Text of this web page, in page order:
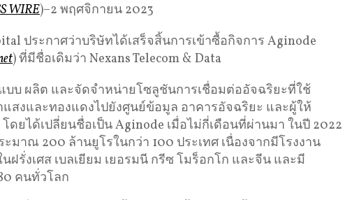
WIRE)–2 พฤศจิกายน 2023
ประกาศว่าบริษัทได้เสร็จสิ้นการเข้าซื้อกิจการ Aginode
) ที่มีชื่อเดิมว่า Nexans Telecom & Data
บบ ผลิต และจัดจำหน่ายโซลูชันการเชื่อมต่ออัจฉริยะที่ใช้
สงและทองแดงไปยังศูนย์ข้อมูล อาคารอัจฉริยะ และผู้ให้
ดยได้เปลี่ยนชื่อเป็น Aginode เมื่อไม่กี่เดือนที่ผ่านมา ในปี 2022
มาณ 200 ล้านยูโรในกว่า 100 ประเทศ เนื่องจากมีโรงงาน
ฝรั่งเศส เบลเยียม เยอรมนี กรีซ โมร็อกโก และจีน และมี
คนทั่วโลก